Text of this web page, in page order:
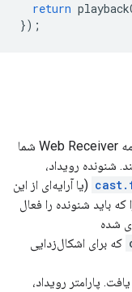
return
});
کیت توسعه نرم‌افزاری Web Receiver به برنامه Web Receiver شما
شنونده رویداد،
(یا آرایه‌ای از این
باید شنونده را فعال
شده
که برای اشکال‌زدایی
یافت. پارامتر رویداد،